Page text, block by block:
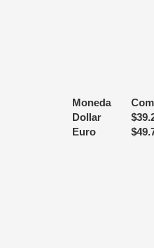
Moneda
Dollar
$
Euro
$